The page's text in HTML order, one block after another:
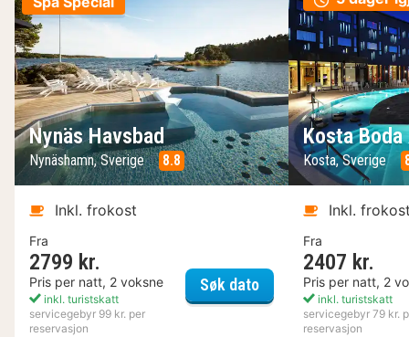
Nynäs Havsbad
Nynäshamn, Sverige 8.8
Inkl. frokost
Fra
2799 kr.
Pris per natt, 2 voksne
inkl. turistskatt
servicegebyr 99 kr. per
reservasjon
Søk datoNynäs Havsbad
Kosta
Kosta, Sverige
Inkl.
Fra
2407 kr.
Pris per natt, 2
inkl. turistskatt
servicegebyr 79 kr.
reservasjon